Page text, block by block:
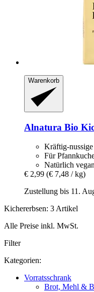
Warenkorb
Alnatura Bio
Kräftig-
Für
Natürlich
€ 2,99 (€ 7,48 / kg)
Zustellung bis 11.
Kichererbsen: 3 Artikel
Alle Preise inkl. MwSt.
Filter
Kategorien:
Vorratsschrank
Brot, Mehl &